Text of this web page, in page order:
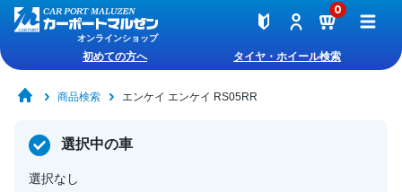
オンラインショップ
0
初めての方へ タイヤ・ホイール検索
商品検索 エンケイ エンケイ RS05RR
選択中の車
選択なし